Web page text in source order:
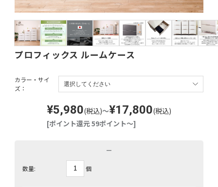
プロフィックス ルームケース
¥5,980(税込)～¥17,800(税込)
[ポイント還元 59ポイント～]
カラー・サイ
ズ：
－
数量: 個